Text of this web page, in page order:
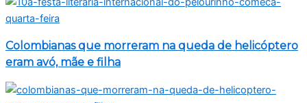
Colombianas que morreram na queda de helicóptero
eram avó, mãe e filha